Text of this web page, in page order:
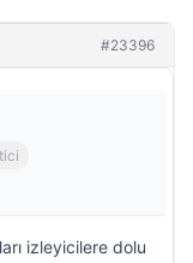
#23396
izleyicilere dolu